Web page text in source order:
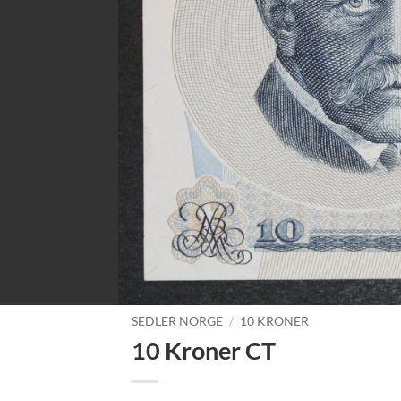
SEDLER NORGE / 10 KRONER
10 Kroner CT